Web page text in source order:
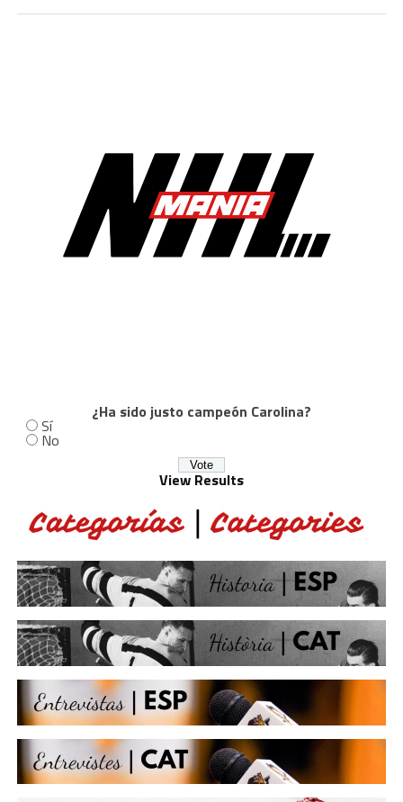
¿Ha sido justo campeón Carolina?
Sí
No
View Results